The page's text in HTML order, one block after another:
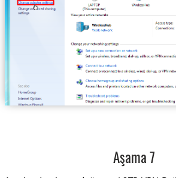
Aşama 7